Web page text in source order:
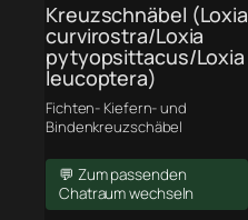
Kreuzschnäbel (Loxia
curvirostra/Loxia
pytyopsittacus/Loxia
leucoptera)
Fichten- Kiefern- und
Bindenkreuzschäbel
💬 Zum passenden
Chatraum wechseln